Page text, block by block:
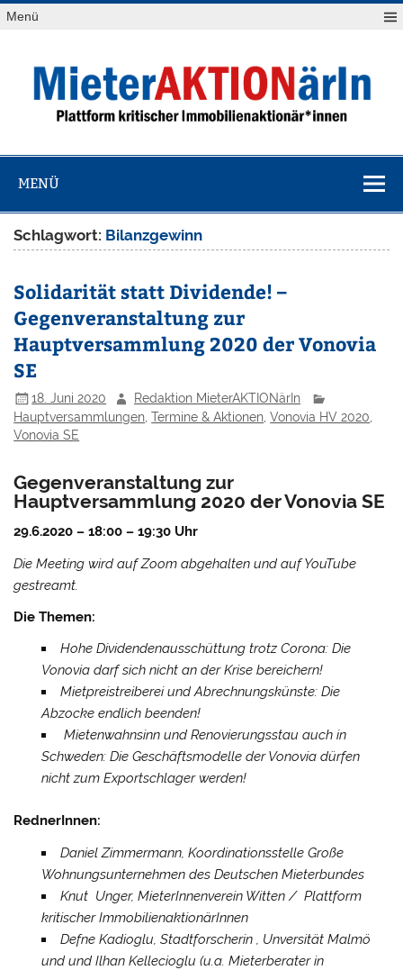
Zum
Inhalt
Menü
MENÜ
Schlagwort: Bilanzgewinn
Solidarität statt Dividende! –
Gegenveranstaltung zur
Hauptversammlung 2020 der Vonovia
SE
18. Juni 2020
Redaktion MieterAKTIONärIn
Hauptversammlungen ,Termine & Aktionen ,Vonovia HV 2020
Vonovia SE
Gegenveranstaltung zur
Hauptversammlung 2020 der Vonovia SE
29.6.2020 – 18:00 – 19:30 Uhr
Die Meeting wird auf Zoom abgehalten und auf YouTube
gestreamt.
Die Themen:
Hohe Dividendenausschüttung trotz Corona: Die
Vonovia darf sich nicht an der Krise bereichern!
Mietpreistreiberei und Abrechnungskünste: Die
Abzocke endlich beenden!
Mietenwahnsinn und Renovierungsstau auch in
Schweden: Die Geschäftsmodelle der Vonovia dürfen
nicht zum Exportschlager werden!
RednerInnen:
Daniel Zimmermann, Koordinationsstelle Große
Wohnungsunternehmen des Deutschen Mieterbundes
Knut Unger, MieterInnenverein Witten / Plattform
kritischer ImmobilienaktionärInnen
Defne Kadioglu, Stadtforscherin , Unversität Malmö
und und Ilhan Kellecioglu (u.a. Mieterberater in